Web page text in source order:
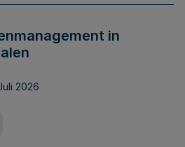
in
2026